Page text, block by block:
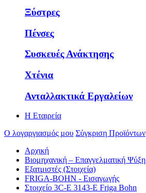
Ξύστρες
Πένσες
Συσκευές Ανάκτησης
Χτένια
Ανταλλακτικά Εργαλείων
Η Εταιρεία
Ο λογαργιασμός μου Σύγκριση Προϊόντων
Αρχική
Βιομηχανική – Επαγγελματική Ψύξη
Εξατμιστές (Στοιχεία)
FRIGA-BOHN - Εισαγωγής
Στοιχείο 3C-Ε 3143-E Friga Bohn